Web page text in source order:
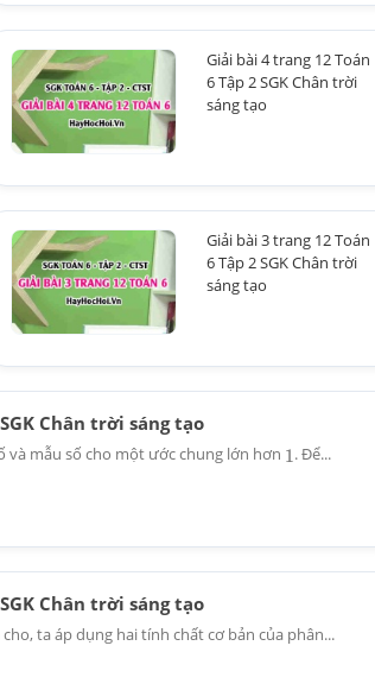
Giải bài 4 trang 12 Toán
6 Tập 2 SGK Chân trời
sáng tạo
Giải bài 3 trang 12 Toán
6 Tập 2 SGK Chân trời
sáng tạo
Chân trời sáng tạo
và mẫu số cho một ước chung lớn hơn 1. Để...
Chân trời sáng tạo
ta áp dụng hai tính chất cơ bản của phân...